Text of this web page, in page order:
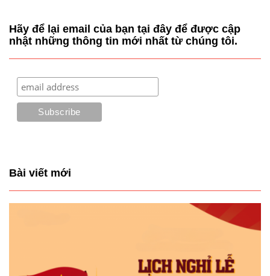
Hãy để lại email của bạn tại đây để được cập
nhật những thông tin mới nhất từ chúng tôi.
Bài viết mới